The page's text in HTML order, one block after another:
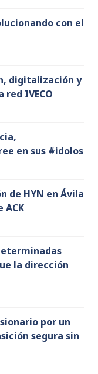
con el
digitalización y
IVECO
en sus #idolos
de HYN en Ávila
ACK
la dirección
por un
segura sin